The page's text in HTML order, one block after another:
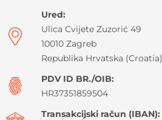
Ured:
Ulica Cvijete Zuzorić 49
10010 Zagreb
Republika Hrvatska (Croatia)
PDV ID BR./OIB:
HR37351859504
Transakcijski račun (IBAN):